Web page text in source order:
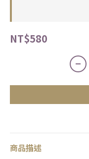
NT$580
商品描述